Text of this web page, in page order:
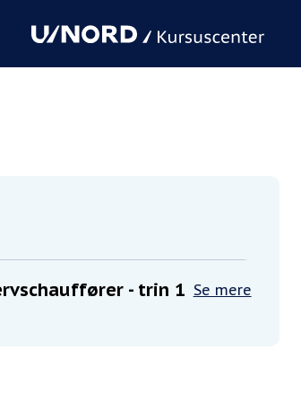
- trin 1 Se mere